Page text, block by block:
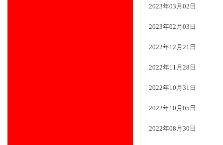
2023年03月02日
2023年02月03日
2022年12月21日
2022年11月28日
2022年10月31日
2022年10月05日
2022年08月30日